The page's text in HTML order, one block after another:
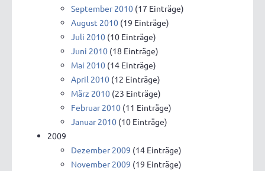
September 2010 (17 Einträge)
August 2010 (19 Einträge)
Juli 2010 (10 Einträge)
Juni 2010 (18 Einträge)
Mai 2010 (14 Einträge)
April 2010 (12 Einträge)
März 2010 (23 Einträge)
Februar 2010 (11 Einträge)
Januar 2010 (10 Einträge)
2009
Dezember 2009 (14 Einträge)
November 2009 (19 Einträge)